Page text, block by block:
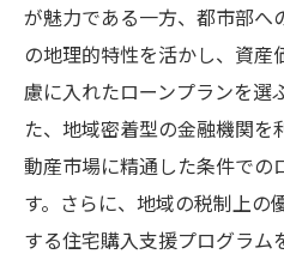
が魅力である一方、都市部へ
の地理的特性を活かし、資
慮に入れたローンプランを選
た、地域密着型の金融機関
動産市場に精通した条件での
す。さらに、地域の税制上の
する住宅購入支援プログラム